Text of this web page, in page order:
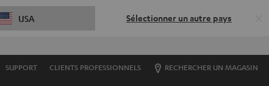
USA Sélectionner un autre pays
SUPPORT CLIENTS PROFESSIONNELS RECHERCHER UN MAGASIN